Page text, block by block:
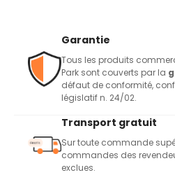
Garantie
Tous les produits
Park sont couverts par la
défaut de conformité,
législatif n. 24/02.
Transport gratuit
Sur toute commande
commandes des
exclues.